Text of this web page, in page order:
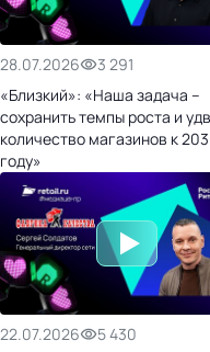
28.07.2026
3 291
«Близкий»: «Наша задача –
сохранить темпы роста и
количество магазинов к
году»
22.07.2026
5 430